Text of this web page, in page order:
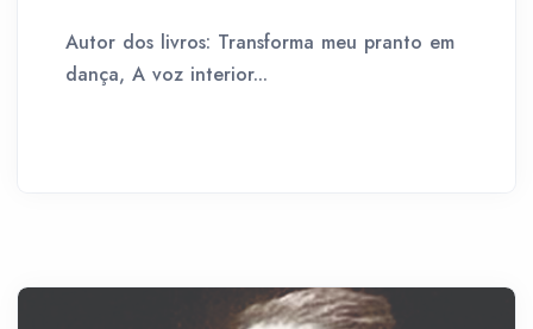
Autor dos livros: Transforma meu pranto em
dança, A voz interior...